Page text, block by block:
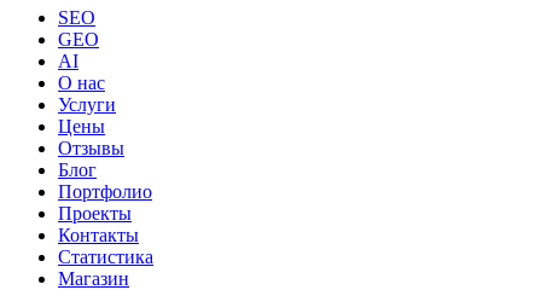
SEO
GEO
AI
О нас
Услуги
Цены
Отзывы
Блог
Портфолио
Проекты
Контакты
Статистика
Магазин